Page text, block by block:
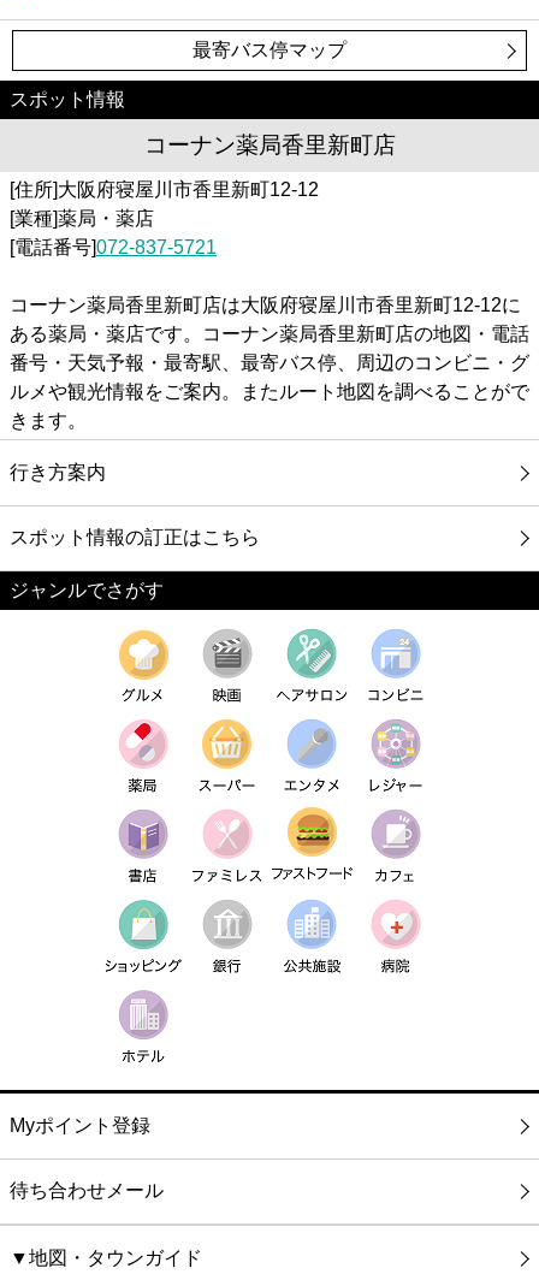
最寄バス停マップ
スポット情報
コーナン薬局香里新町店
[住所]大阪府寝屋川市香里新町12-12
[業種]薬局・薬店
[電話番号]072-837-5721
コーナン薬局香里新町店は大阪府寝屋川市香里新町12-12に
ある薬局・薬店です。コーナン薬局香里新町店の地図・電話
番号・天気予報・最寄駅、最寄バス停、周辺のコンビニ・グ
ルメや観光情報をご案内。またルート地図を調べることがで
きます。
行き方案内
スポット情報の訂正はこちら
ジャンルでさがす
Myポイント登録
待ち合わせメール
▼地図・タウンガイド